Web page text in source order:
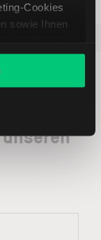
Cookies
sowie Ihnen
Cookies
können
ändern.